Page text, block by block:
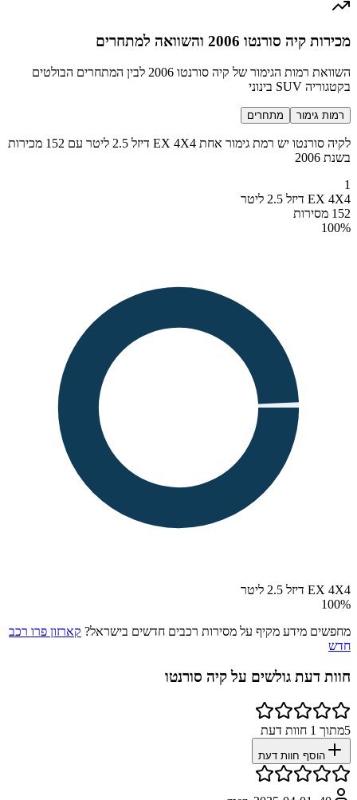
מכירות קיה סורנטו 2006 והשוואה למתחרים
השוואת רמות הגימור של קיה סורנטו 2006 לבין המתחרים הבולטים
בקטגוריה SUV בינוני
רמות גימור מתחרים
לקיה סורנטו יש רמת גימור אחת EX 4X4 דיזל 2.5 ליטר עם 152 מכירות
בשנת 2006
1
EX 4X4 דיזל 2.5 ליטר
152 מסירות
100%
EX 4X4 דיזל 2.5 ליטר
100%
מחפשים מידע מקיף על מסירות רכבים חדשים בישראל? קארזון פרו רכב
חדש
חוות דעת גולשים על קיה סורנטו
5מתוך 1 חוות דעת
הוסף חוות דעת